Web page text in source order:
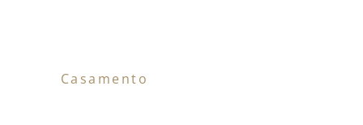
Casamento